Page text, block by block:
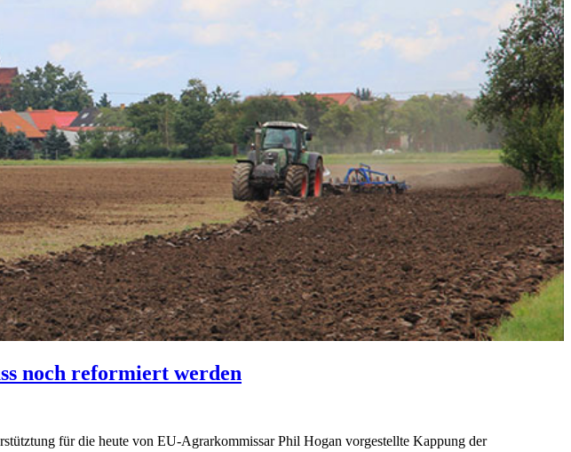
noch reformiert werden
für die heute von EU-Agrarkommissar Phil Hogan vorgestellte Kappung der